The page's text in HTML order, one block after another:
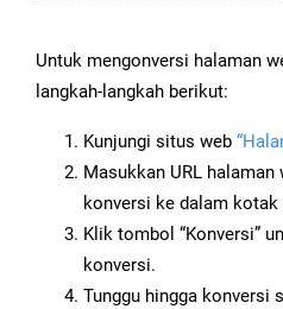
Untuk mengonversi halaman
langkah-langkah berikut:
Kunjungi situs web
Masukkan URL halaman
konversi ke dalam
Klik tombol “Konversi”
konversi.
Tunggu hingga konversi